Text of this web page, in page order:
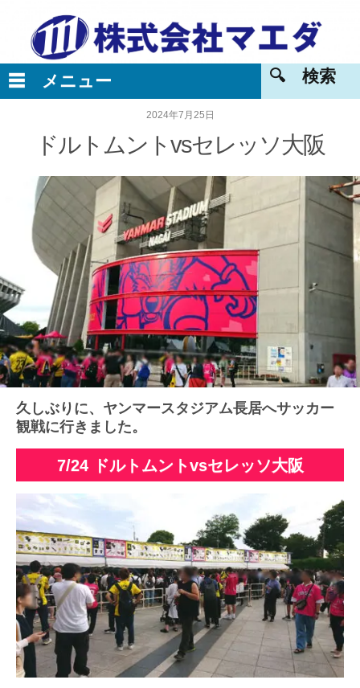
2024年7月25日
ドルトムントvsセレッソ大阪
久しぶりに、ヤンマースタジアム長居へサッカー
観戦に行きました。
7/24 ドルトムントvsセレッソ大阪